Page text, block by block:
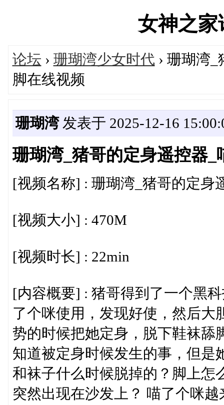
女神之
论坛 › 珊瑚湾少女时代 › 珊瑚湾
脚在线视频
珊瑚湾发表于 2025-12-16
珊瑚湾_猪哥的定身遥控器
[视频名称] : 珊瑚湾_猪哥的定身
[视频大小] : 470M
[视频时长] : 22min
[内容概要] : 猪哥得到了一个黑
了个咪使用，发现好使，然后大
势的时候把她定身，脱下鞋袜舔
知道被定身时候发生的事，但是
和袜子什么时候脱掉的？脚上怎
突然出现在沙发上？ 喵了个咪